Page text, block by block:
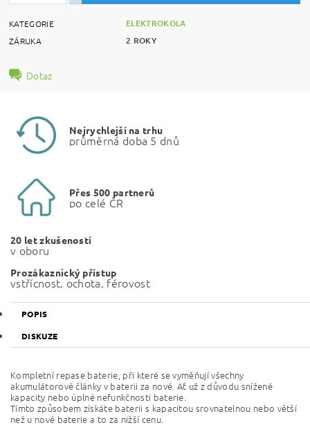
KATEGORIE ELEKTROKOLA
ZÁRUKA 2 ROKY
Dotaz
Nejrychlejší na trhu
průměrná doba 5 dnů
Přes 500 partnerů
po celé ČR
20 let zkušeností
v oboru
Prozákaznický přístup
vstřícnost, ochota, férovost
POPIS
DISKUZE
Kompletní repase baterie, při které se vyměňují všechny
akumulátorové články v baterii za nové. Ať už z důvodu snížené
kapacity nebo úplné nefunkčnosti baterie.
Tímto způsobem získáte baterii s kapacitou srovnatelnou nebo větší
než u nové baterie a to za nižší cenu.